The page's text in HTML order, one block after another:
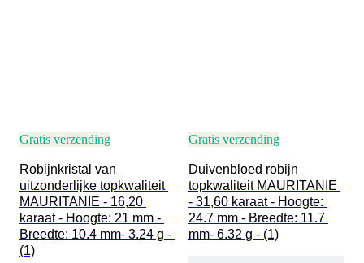
Gratis verzending
Robijnkristal van
uitzonderlijke topkwaliteit
MAURITANIE - 16,20
karaat - Hoogte: 21 mm -
Breedte: 10.4 mm- 3.24 g -
(1)
Gratis verzending
Duivenbloed robijn
topkwaliteit MAURITANIE
- 31,60 karaat - Hoogte:
24.7 mm - Breedte: 11.7
mm- 6.32 g - (1)